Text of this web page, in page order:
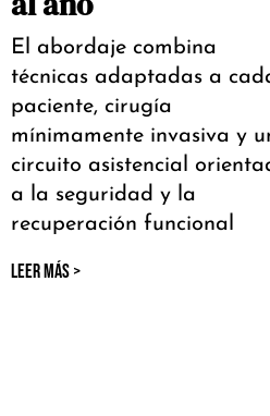
El abordaje combina
técnicas adaptadas a
paciente, cirugía
mínimamente invasiva y
circuito asistencial
a la seguridad y la
recuperación funcional
LEER MÁS >